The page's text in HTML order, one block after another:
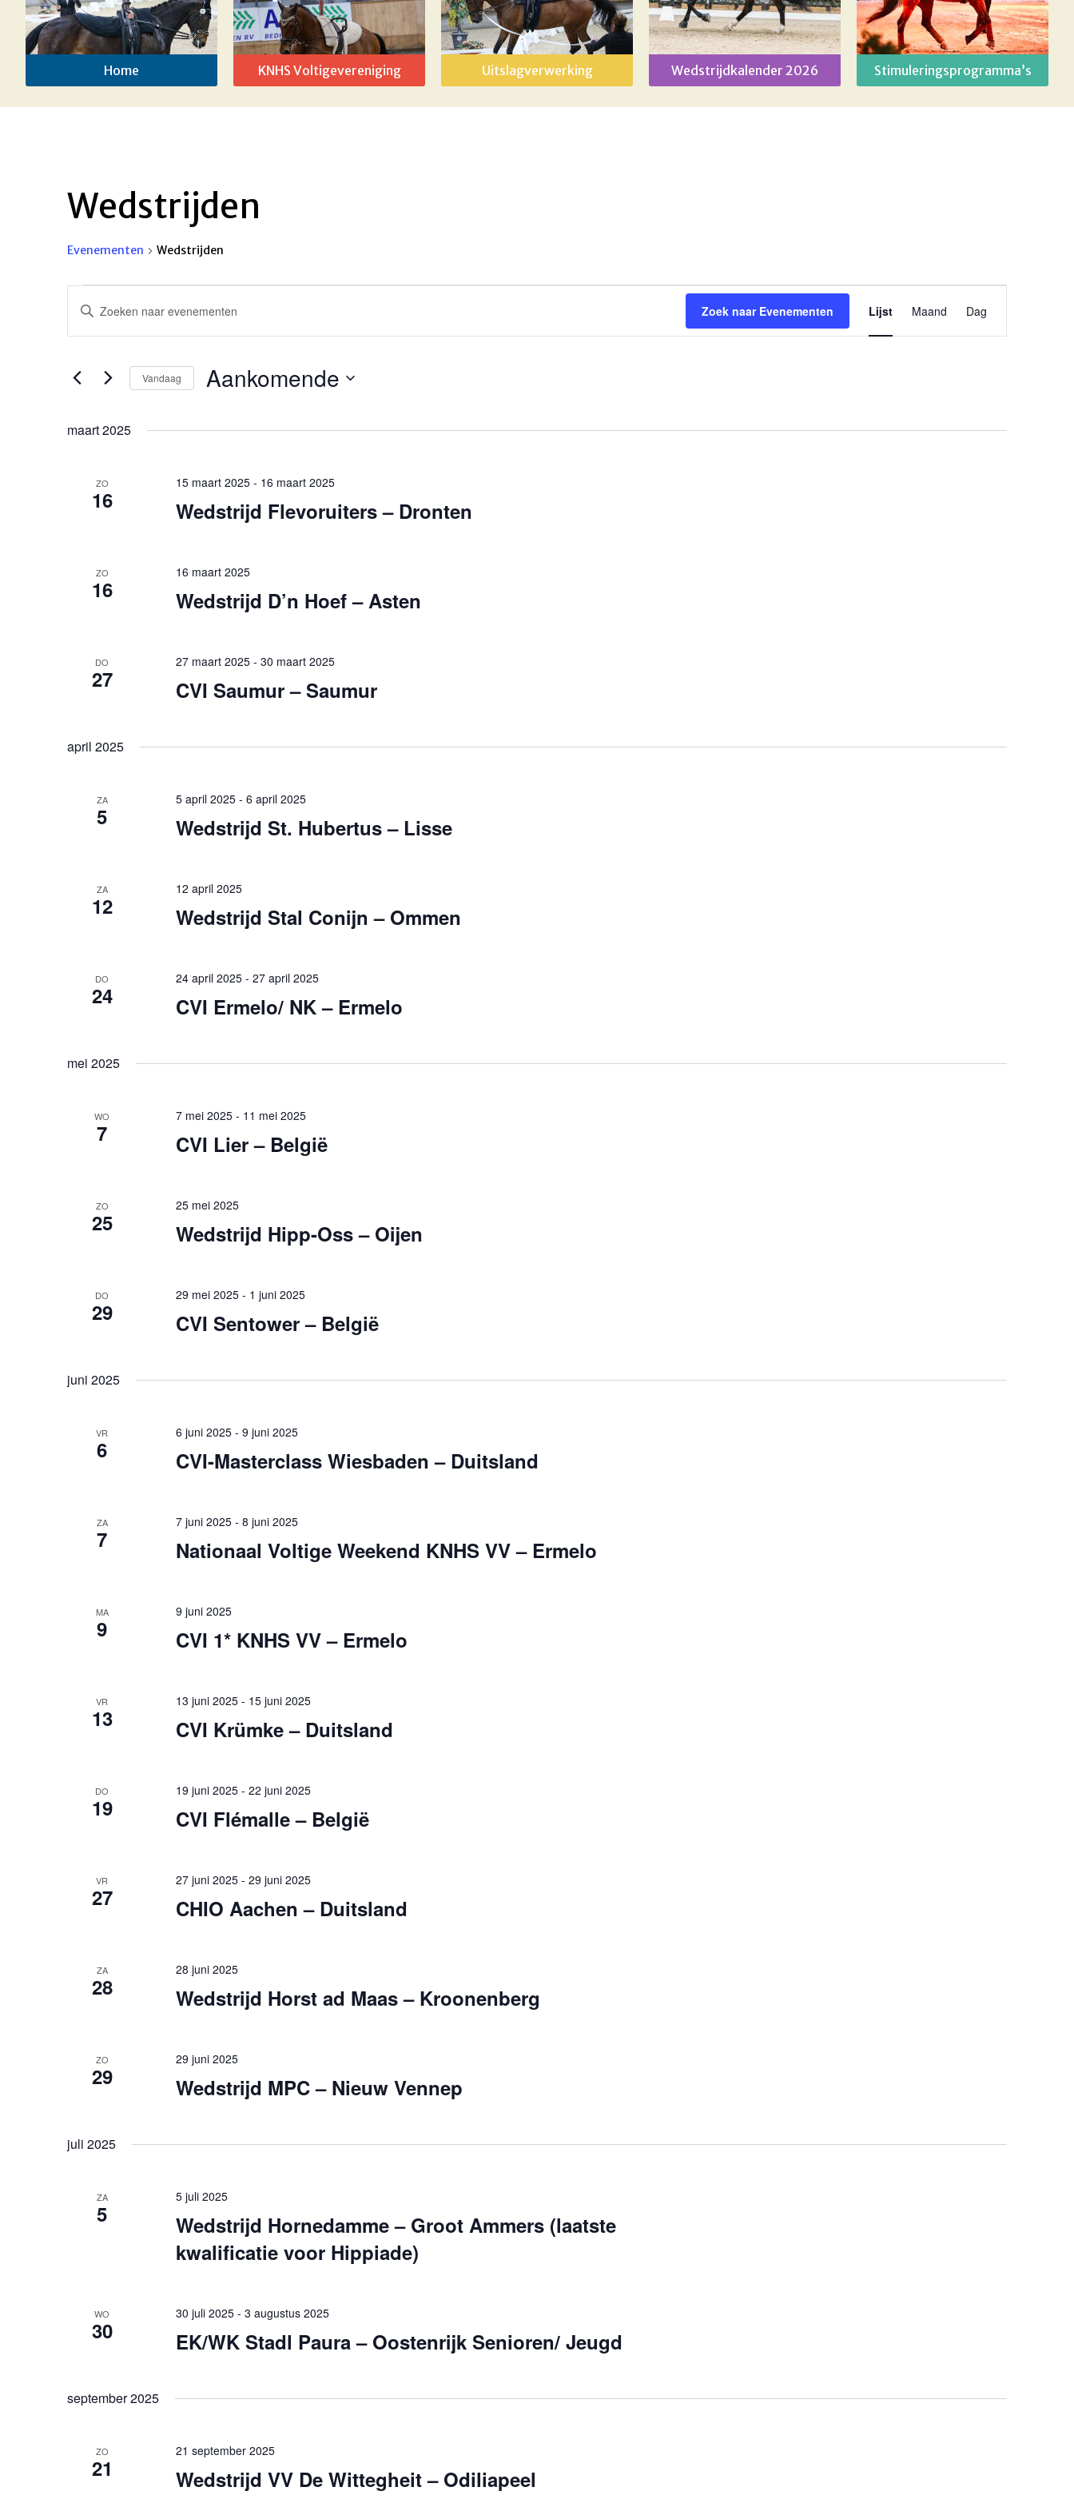
Home KNHS Voltigevereniging Uitslagverwerking Wedstrijdkalender 2026 Stimuleringsprogramma’s
Wedstrijden
Evenementen Wedstrijden
Evenementen
Evenementen
weergeven
Vul
Zoek
met
Zoek naar Evenementen
weergaven
navigatie
Lijst Maand Dag
Vandaag Aankomende
maart 2025
ZO
16 Wedstrijd Flevoruiters – Dronten
15 maart 2025- 16 maart 2025
ZO
16 Wedstrijd D’n Hoef – Asten
16 maart 2025
DO
27 CVI Saumur – Saumur
27 maart 2025- 30 maart 2025
april 2025
ZA
5 Wedstrijd St. Hubertus – Lisse
5 april 2025- 6 april 2025
ZA
12 Wedstrijd Stal Conijn – Ommen
12 april 2025
DO
24 CVI Ermelo/ NK – Ermelo
24 april 2025- 27 april 2025
mei 2025
WO
7 CVI Lier – België
7 mei 2025- 11 mei 2025
ZO
25 Wedstrijd Hipp-Oss – Oijen
25 mei 2025
DO
29 CVI Sentower – België
29 mei 2025- 1 juni 2025
juni 2025
VR
6 CVI-Masterclass Wiesbaden – Duitsland
6 juni 2025- 9 juni 2025
ZA
7 Nationaal Voltige Weekend KNHS VV – Ermelo
7 juni 2025- 8 juni 2025
MA
9 CVI 1* KNHS VV – Ermelo
9 juni 2025
VR
13 CVI Krümke – Duitsland
13 juni 2025- 15 juni 2025
DO
19 CVI Flémalle – België
19 juni 2025- 22 juni 2025
VR
27 CHIO Aachen – Duitsland
27 juni 2025- 29 juni 2025
ZA
28 Wedstrijd Horst ad Maas – Kroonenberg
28 juni 2025
ZO
29 Wedstrijd MPC – Nieuw Vennep
29 juni 2025
juli 2025
ZA
5
Wedstrijd Hornedamme – Groot Ammers (laatste
kwalificatie voor Hippiade)
5 juli 2025
WO
30 EK/WK Stadl Paura – Oostenrijk Senioren/ Jeugd
30 juli 2025- 3 augustus 2025
september 2025
ZO
21 Wedstrijd VV De Wittegheit – Odiliapeel
21 september 2025